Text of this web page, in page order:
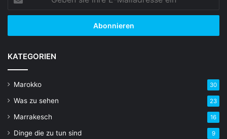
sie
ihre
Mailadresse
KATEGORIEN
Marokko 30
Was zu sehen 23
Marrakesch 16
Dinge die zu tun sind 9